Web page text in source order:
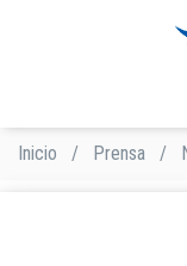
Sobrescribir
Inicio / Prensa /